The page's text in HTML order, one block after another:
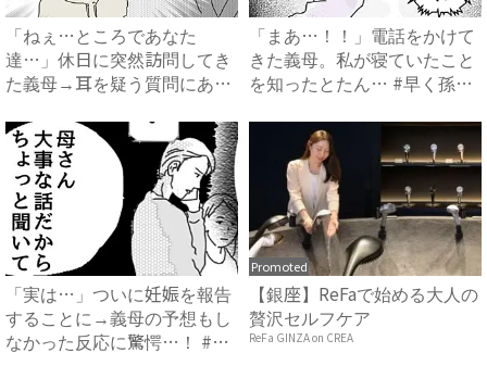
「ねぇ…ところであなた
達…」休日に突然訪問してき
た義母→耳を疑う質問にあ
「まあ…！！」電話をかけて
きた義母。私が寝ていたこと
を知ったとたん… #早く孫
「実は…」ついに妊娠を報告
することに→義母の予想もし
なかった反応に驚愕…！ #
Promoted
【銀座】ReFaで始める大人の
贅沢セルフケア
ReFa GINZA on CREA